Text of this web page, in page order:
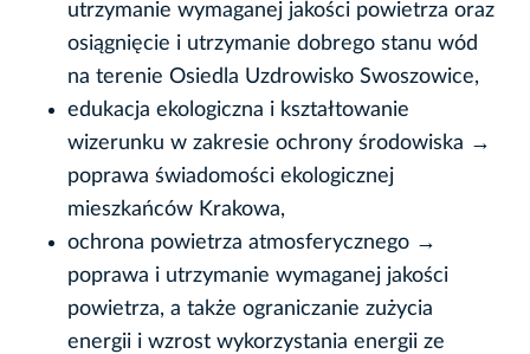
utrzymanie wymaganej jakości powietrza oraz
osiągnięcie i utrzymanie dobrego stanu wód
na terenie Osiedla Uzdrowisko Swoszowice,
edukacja ekologiczna i kształtowanie
wizerunku w zakresie ochrony środowiska →
poprawa świadomości ekologicznej
mieszkańców Krakowa,
ochrona powietrza atmosferycznego →
poprawa i utrzymanie wymaganej jakości
powietrza, a także ograniczanie zużycia
energii i wzrost wykorzystania energii ze